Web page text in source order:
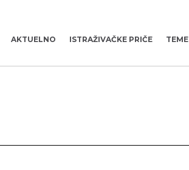
AKTUELNO ISTRAŽIVAČKE PRIČE TEME